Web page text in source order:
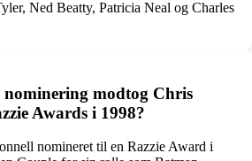
Ned Beatty, Patricia Neal og Charles
modtog Chris
Awards i 1998?
nomineret til en Razzie Award i